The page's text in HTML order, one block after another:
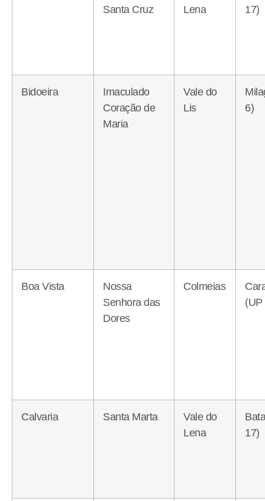
Santa Cruz
Lena
17)
Bidoeira
Imaculado
Coração de
Maria
Vale do
Lis
6)
Boa Vista
Nossa
Senhora das
Dores
Colmeias
(UP
Calvaria Santa Marta
Vale do
Lena
17)